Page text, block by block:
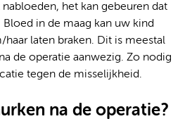
het kan gebeuren dat
in de maag kan uw kind
laten braken. Dit is meestal
de operatie aanwezig. Zo nodig
tegen de misselijkheid.
na de operatie?